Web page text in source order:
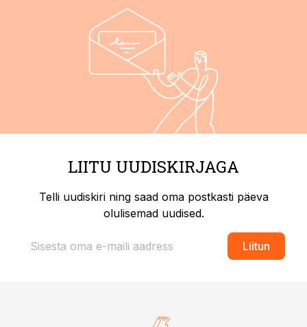
LIITU UUDISKIRJAGA
Telli uudiskiri ning saad oma postkasti päeva
olulisemad uudised.
Liitun